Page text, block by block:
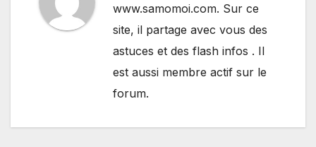
www.samomoi.com. Sur ce
site, il partage avec vous des
astuces et des flash infos . Il
est aussi membre actif sur le
forum.